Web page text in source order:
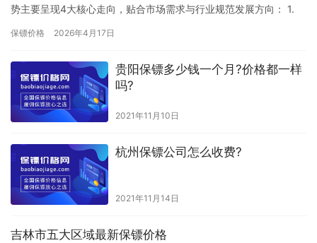
势主要呈现4大核心走向，贴合市场需求与行业规范发展方向： 1.
保镖价格 2026年4月17日
贵阳保镖多少钱一个月?价格都一样
吗?
2021年11月10日
杭州保镖公司怎么收费?
2021年11月14日
吉林市五大区域最新保镖价格